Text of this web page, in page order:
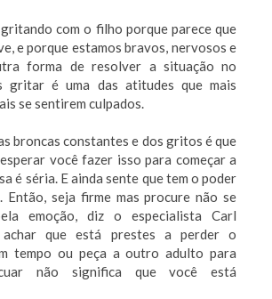
com o filho porque parece que
e porque estamos bravos, nervosos e
forma de resolver a situação no
gritar é uma das atitudes que mais
se sentirem culpados.
broncas constantes e dos gritos é que
você fazer isso para começar a
é séria. E ainda sente que tem o poder
seja firme mas procure não se
emoção, diz o especialista Carl
achar que está prestes a perder o
tempo ou peça a outro adulto para
não significa que você está